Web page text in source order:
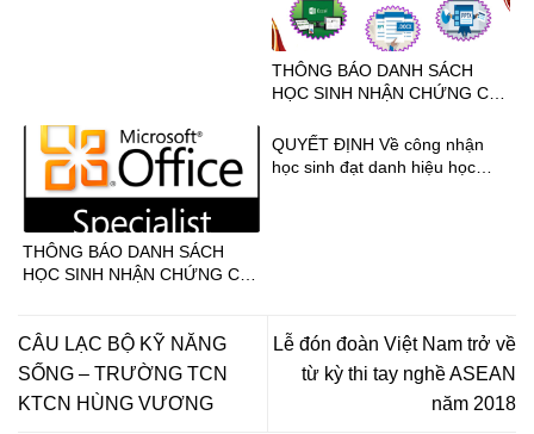
THÔNG BÁO DANH SÁCH
HỌC SINH NHẬN CHỨNG CHỈ
26.07.2024
THÔNG BÁO DANH SÁCH
HỌC SINH NHẬN CHỨNG CHỈ
QUYẾT ĐỊNH Về công nhận
học sinh đạt danh hiệu học
CÂU LẠC BỘ KỸ NĂNG
SỐNG – TRƯỜNG TCN
KTCN HÙNG VƯƠNG
Lễ đón đoàn Việt Nam trở về
từ kỳ thi tay nghề ASEAN
năm 2018